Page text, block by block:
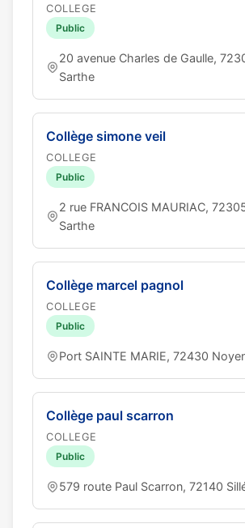
COLLEGE
Public
20 avenue Charles de Gaulle,
Sarthe
Collège simone veil
COLLEGE
Public
2 rue FRANCOIS MAURIAC,
Sarthe
Collège marcel pagnol
COLLEGE
Public
Port SAINTE MARIE, 72430
Collège paul scarron
COLLEGE
Public
579 route Paul Scarron, 72140